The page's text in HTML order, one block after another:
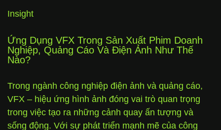
Insight
Ứng Dụng VFX Trong Sản Xuất Phim Doanh
Nghiệp, Quảng Cáo Và Điện Ảnh Như Thế
Nào?
Trong ngành công nghiệp điện ảnh và quảng cáo,
VFX – hiệu ứng hình ảnh đóng vai trò quan trọng
trong việc tạo ra những cảnh quay ấn tượng và
sống động. Với sự phát triển mạnh mẽ của công